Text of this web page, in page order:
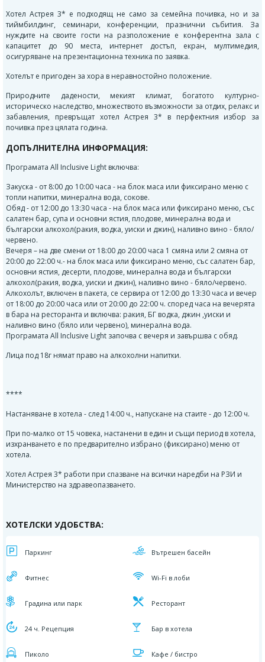
Хотел Астрея 3* е подходящ не само за семейна почивка, но и за
тиймбилдинг, семинари, конференции, празнични събития. За
нуждите на своите гости на разположение е конферентна зала с
капацитет до 90 места, интернет достъп, екран, мултимедия,
осигуряване на презентационна техника по заявка.
Хотелът е пригоден за хора в неравностойно положение.
Природните дадености, мекият климат, богатото културно-
историческо наследство, множеството възможности за отдих, релакс и
забавления, превръщат хотел Астрея 3* в перфектния избор за
почивка през цялата година.
ДОПЪЛНИТЕЛНА ИНФОРМАЦИЯ:
Програмата All Inclusive Light включва:
Закуска - от 8:00 до 10:00 часа - на блок маса или фиксирано меню с
топли напитки, минерална вода, сокове.
Обяд - от 12:00 до 13:30 часа - на блок маса или фиксирано меню, със
салатен бар, супа и основни ястия, плодове, минерална вода и
български алкохол(ракия, водка, уиски и джин), наливно вино - бяло/
червено.
Вечеря – на две смени от 18:00 до 20:00 часа 1 смяна или 2 смяна от
20:00 до 22:00 ч.- на блок маса или фиксирано меню, със салатен бар,
основни ястия, десерти, плодове, минерална вода и български
алкохол(ракия, водка, уиски и джин), наливно вино - бяло/червено.
Алкохолът, включен в пакета, се сервира от 12:00 до 13:30 часа и вечер
от 18:00 до 20:00 часа или от 20:00 до 22:00 ч. според часа на вечерята
в бара на ресторанта и включва: ракия, БГ водка, джин ,уиски и
наливно вино (бяло или червено), минерална вода.
Програмата All Inclusive Light започва с вечеря и завършва с обяд.
Лица под 18г нямат право на алкохолни напитки.
****
Настаняване в хотела - след 14:00 ч., напускане на стаите - до 12:00 ч.
При по-малко от 15 човека, настанени в един и същи период в хотела,
изхранването е по предварително избрано (фиксирано) меню от
хотела.
Хотел Астрея 3* работи при спазване на всички наредби на РЗИ и
Министерство на здравеопазването.
ХОТЕЛСКИ УДОБСТВА:
Паркинг Вътрешен басейн
Фитнес Wi-Fi в лоби
Градина или парк Ресторант
24 ч. Рецепция Бар в хотела
Пиколо Кафе / бистро